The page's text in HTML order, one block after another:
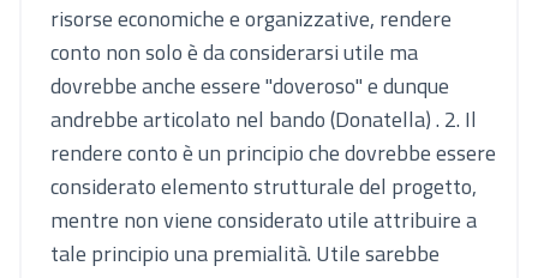
risorse economiche e organizzative, rendere
conto non solo è da considerarsi utile ma
dovrebbe anche essere "doveroso" e dunque
andrebbe articolato nel bando (Donatella) . 2. Il
rendere conto è un principio che dovrebbe essere
considerato elemento strutturale del progetto,
mentre non viene considerato utile attribuire a
tale principio una premialità. Utile sarebbe